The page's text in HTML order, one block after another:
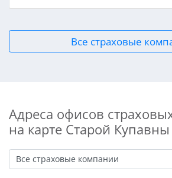
Все страховые
Адреса офисов
на карте Старой Купавны